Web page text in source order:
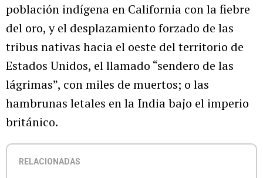
población indígena en California con la fiebre
del oro, y el desplazamiento forzado de las
tribus nativas hacia el oeste del territorio de
Estados Unidos, el llamado “sendero de las
lágrimas”, con miles de muertos; o las
hambrunas letales en la India bajo el imperio
británico.
RELACIONADAS